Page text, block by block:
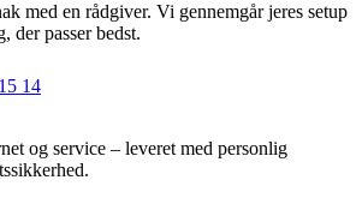
med en rådgiver. Vi gennemgår jeres setup
der passer bedst.
14
og service – leveret med personlig